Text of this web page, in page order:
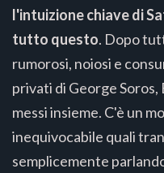
l'intuizione chiave di
tutto questo. Dopo
rumorosi, noiosi e
privati di George
messi insieme. C'è un
inequivocabile quali
semplicemente